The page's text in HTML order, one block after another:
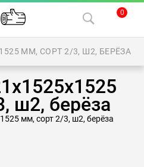
0
ММ, СОРТ 2/3, Ш2, БЕРЁЗА
ш2, берёза